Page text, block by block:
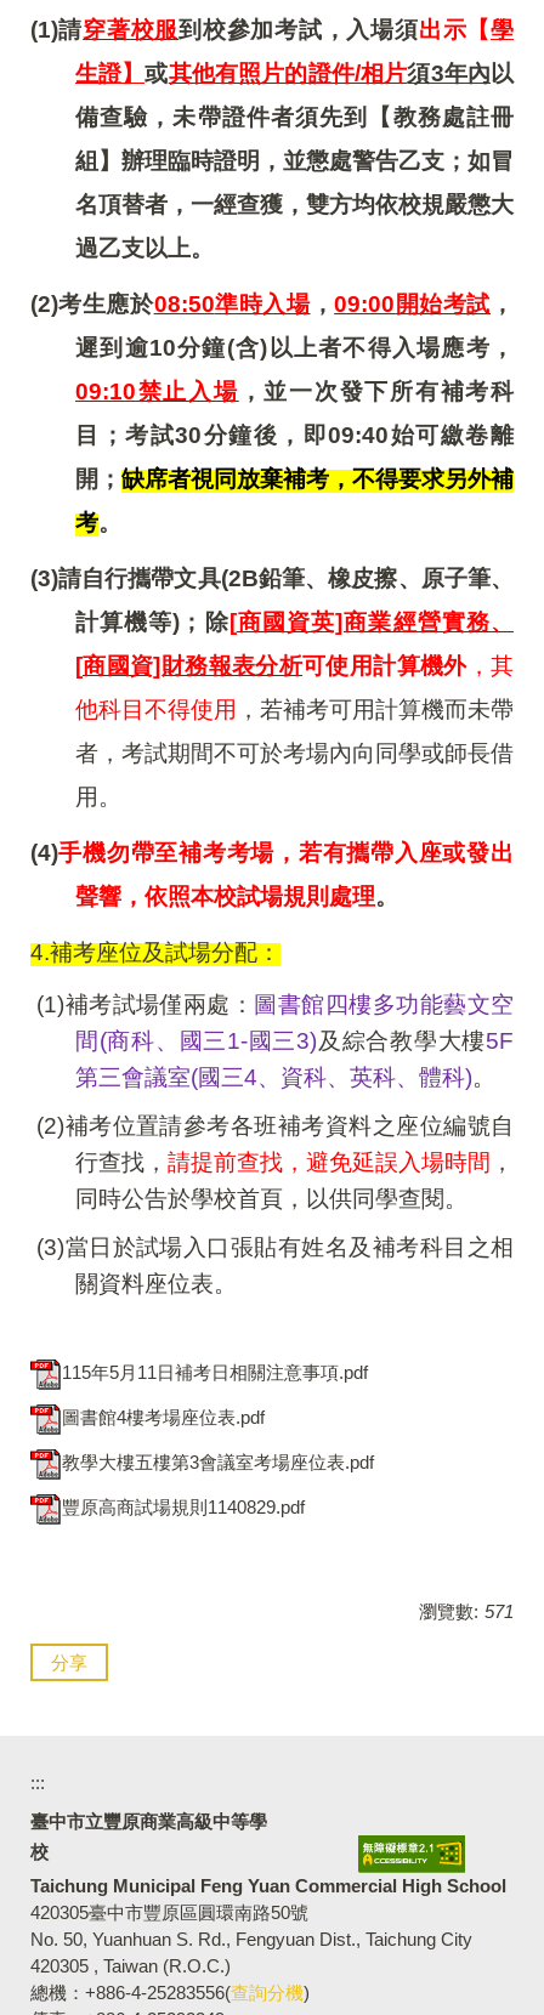
(1)請穿著校服到校參加考試，入場須出示【學
生證】或其他有照片的證件/相片須3年內 以
備查驗，未帶證件者須先到【教務處註冊
組】辦理臨時證明，並懲處警告乙支；如冒
名頂替者，一經查獲，雙方均依校規嚴懲大
過乙支以上。
(2)考生應於08:50準時入場，09:00 開始考試 ，
遲到逾10分鐘(含)以上者不得入場應考，
09:10禁止入場 ，並一次發下所有補考科
目；考試30分鐘後，即09:40始可繳卷離
開； 缺席者視同放棄補考，不得要求另外補
考。
(3)請自行攜帶文具(2B鉛筆、橡皮擦、原子筆、
計算機等)；除[商國資英]商業經營實務、
[商國資]財務報表分析可使用計算機外，其
他科目不得使用 ，若補考可用計算機而未帶
者，考試期間不可於考場內向同學或師長借
用。
(4)手機勿帶至補考考場，若有攜帶入座或發出
聲響，依照本校試場規則處理。
4.補考座位及試場分配：
(1)補考試場僅兩處： 圖書館四樓多功能藝文空
間(商科、國三1-國三3)及綜合教學大樓5F
第三會議室(國三4、資科、英科、體科)。
(2)補考位置請參考各班補考資料之座位編號自
行查找， 請提前查找，避免延誤入場時間 ，
同時公告於學校首頁，以供同學查閱。
(3)當日於試場入口張貼有姓名及補考科目之相
關資料座位表。
115年5月11日補考日相關注意事項.pdf
圖書館4樓考場座位表.pdf
教學大樓五樓第3會議室考場座位表.pdf
豐原高商試場規則1140829.pdf
瀏覽數: 571
分享
:::
臺中市立豐原商業高級中等學
校
Taichung Municipal Feng Yuan Commercial High School
420305臺中市豐原區圓環南路50號
No. 50, Yuanhuan S. Rd., Fengyuan Dist., Taichung City
420305 , Taiwan (R.O.C.)
總機：+886-4-25283556(查詢分機)